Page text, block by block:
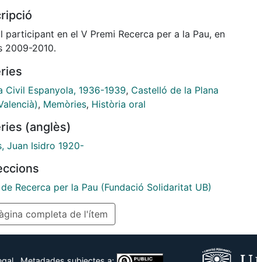
de la mà d'un altre jove que, als quinze anys, va
fer el seu treball de recerca de segon de
a partir de testimonis orals de persones que en
setanta anys després, són els nostres pares o
iaios. Escoltant els testimonis de les seues
millor com va ser la nostra història.
participant en el V Premi Recerca per a la Pau, en
2009-2010.
Civil Espanyola, 1936-1939, Castelló de la Plana
, Memòries, Història oral
(anglès)
Juan Isidro 1920-
Recerca per la Pau (Fundació Solidaritat UB)
completa de l'ítem